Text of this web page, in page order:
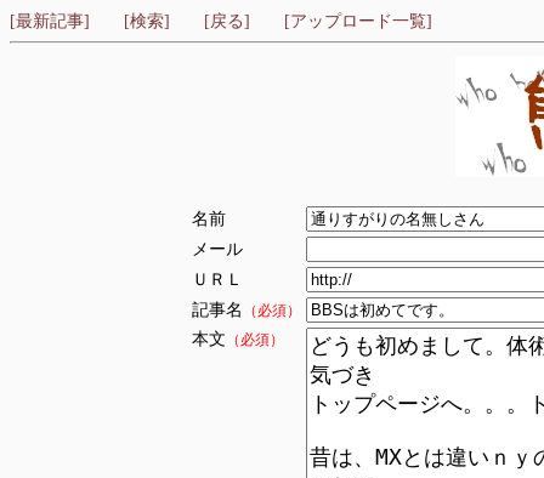
[最新記事] [検索] [戻る] [アップロード一覧]
名前
メール
ＵＲＬ
記事名
（必須）
本文 （必須）